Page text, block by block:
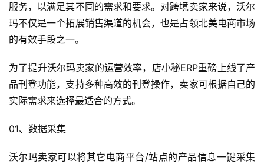
服务，以满足其不同的需求和要求。对跨境卖家来说，沃尔
玛不仅是一个拓展销售渠道的机会，也是占领北美电商市场
的有效手段之一。
为了提升沃尔玛卖家的运营效率，店小秘ERP重磅上线了产
品刊登功能，支持多种高效的刊登操作，卖家可根据自己的
实际需求来选择最适合的方式。
01、数据采集
沃尔玛卖家可以将其它电商平台/站点的产品信息一键采集